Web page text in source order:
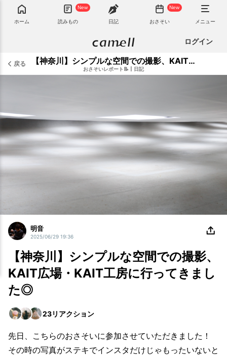
ホーム
New
読みもの 日記
New
おさそい メニュー
ログイン
戻る 【神奈川】シンプルな空間での撮影、KAIT広場・KAIT工房に行ってきました◎
おさそいレポート📝 日記
明音
2025/06/29 19:36
【神奈川】シンプルな空間での撮影、
KAIT広場・KAIT工房に行ってきまし
た◎
23リアクション
先日、こちらのおさそいに参加させていただきました！
その時の写真がステキでインスタだけじゃもったいないと